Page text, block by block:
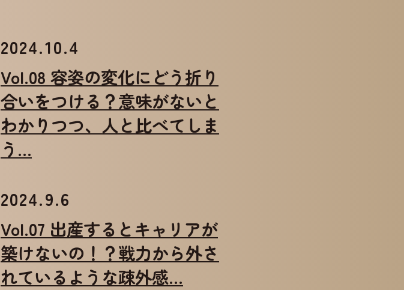
2024.10.4
Vol.08 容姿の変化にどう折り
合いをつける？意味がないと
わかりつつ、人と比べてしま
う…
2024.9.6
Vol.07 出産するとキャリアが
築けないの！？戦力から外さ
れているような疎外感…